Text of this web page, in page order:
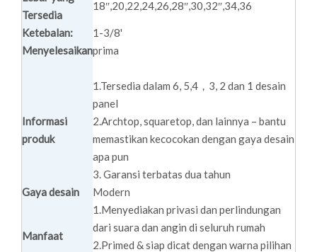
Tersedia
18″,20,22,24,26,28″,30,32″,34,36
Ketebalan:
1-3/8'
Menyelesaikanprima
Informasi
produk
1.Tersedia dalam 6, 5,4，3, 2 dan 1 desain
panel
2.Archtop, squaretop, dan lainnya – bantu
memastikan kecocokan dengan gaya desain
apa pun
3. Garansi terbatas dua tahun
Gaya desain
Modern
Manfaat
1.Menyediakan privasi dan perlindungan
dari suara dan angin di seluruh rumah
2.Primed & siap dicat dengan warna pilihan